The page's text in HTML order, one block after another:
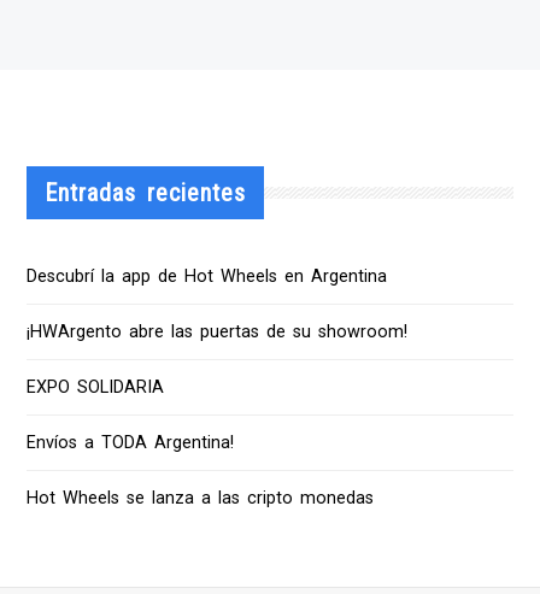
Entradas recientes
Descubrí la app de Hot Wheels en Argentina
¡HWArgento abre las puertas de su showroom!
EXPO SOLIDARIA
Envíos a TODA Argentina!
Hot Wheels se lanza a las cripto monedas